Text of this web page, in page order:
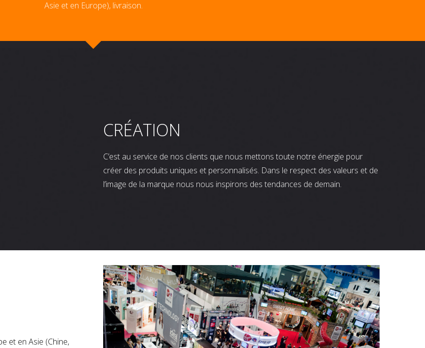
Asie et en Europe), livraison.
CRÉATION
C’est au service de nos clients que nous mettons toute notre énergie pour
créer des produits uniques et personnalisés. Dans le respect des valeurs et de
l’image de la marque nous nous inspirons des tendances de demain.
et en Asie (Chine,